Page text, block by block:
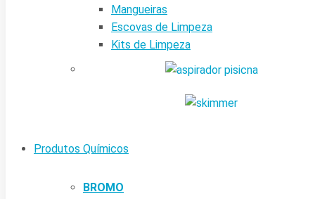
Mangueiras
Escovas de Limpeza
Kits de Limpeza
Produtos Químicos
BROMO